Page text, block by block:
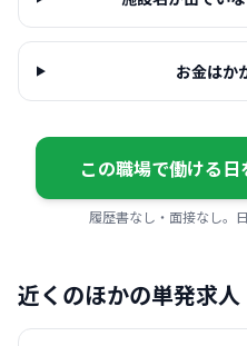
お金はか
この職場で働ける日
履歴書なし・面接なし。
近くのほかの単発求人